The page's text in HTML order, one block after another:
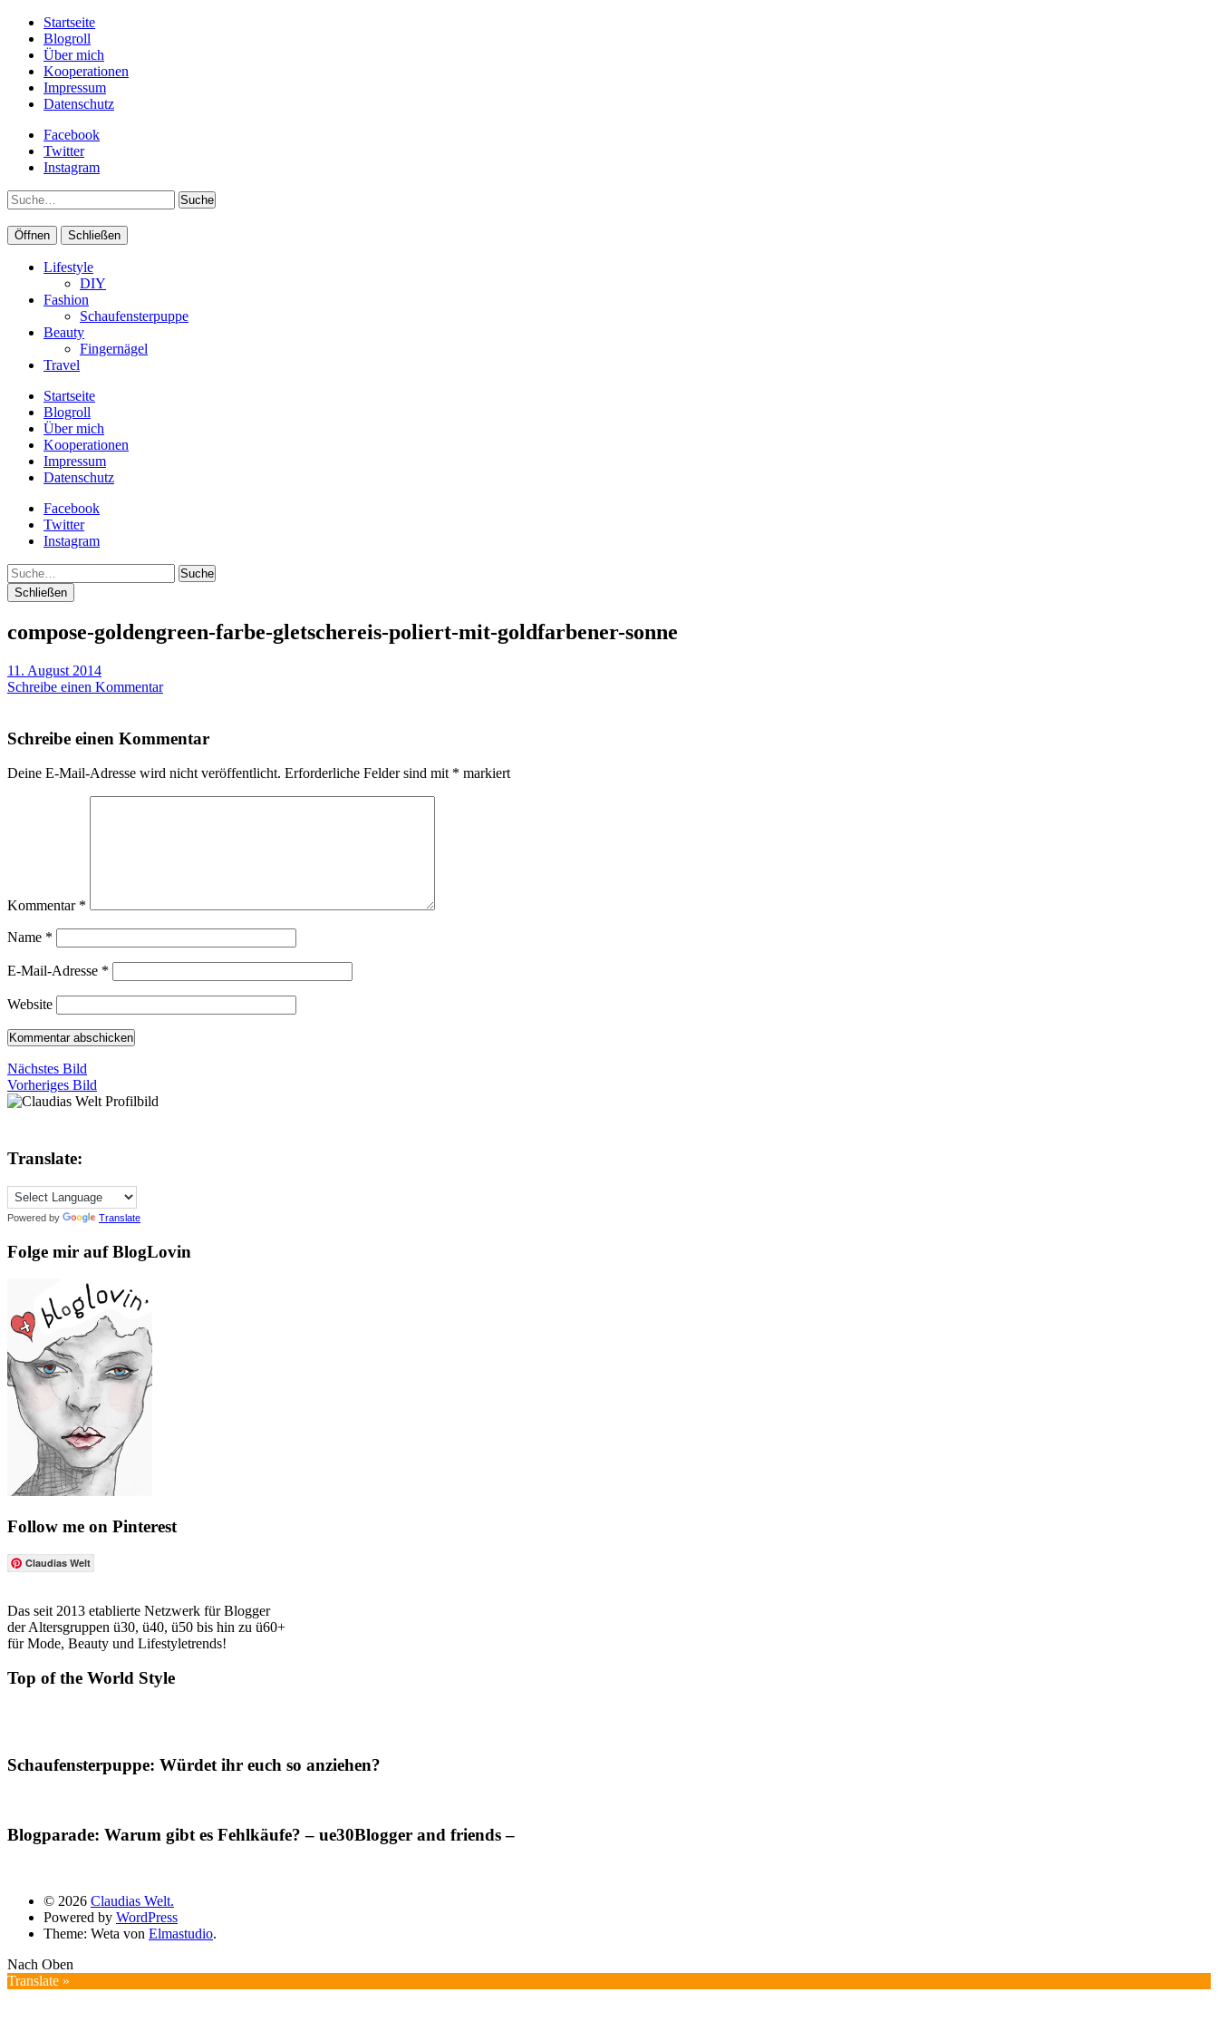
Startseite
Blogroll
Über mich
Kooperationen
Impressum
Datenschutz
Facebook
Twitter
Instagram
Suche
Öffnen Schließen
Lifestyle
DIY
Fashion
Schaufensterpuppe
Beauty
Fingernägel
Travel
Startseite
Blogroll
Über mich
Kooperationen
Impressum
Datenschutz
Facebook
Twitter
Instagram
Suche
Schließen
compose-goldengreen-farbe-gletschereis-poliert-mit-goldfarbener-sonne
11. August 2014
Schreibe einen Kommentar
Schreibe einen Kommentar
Deine E-Mail-Adresse wird nicht veröffentlicht. Erforderliche Felder sind mit * markiert
Kommentar *
Name *
E-Mail-Adresse *
Website
Nächstes Bild
Vorheriges Bild
Translate:
Powered by Translate
Folge mir auf BlogLovin
Follow me on Pinterest
Claudias Welt
Das seit 2013 etablierte Netzwerk für Blogger
der Altersgruppen ü30, ü40, ü50 bis hin zu ü60+
für Mode, Beauty und Lifestyletrends!
Top of the World Style
Schaufensterpuppe: Würdet ihr euch so anziehen?
Blogparade: Warum gibt es Fehlkäufe? – ue30Blogger and friends –
© 2026 Claudias Welt.
Powered by WordPress
Theme: Weta von Elmastudio.
Nach Oben
Translate »